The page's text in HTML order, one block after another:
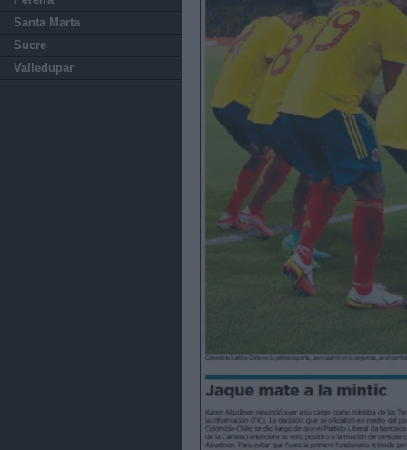
Santa Marta
Sucre
Valledupar